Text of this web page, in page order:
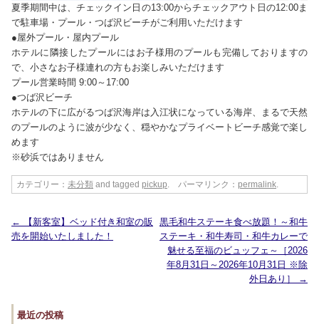
夏季期間中は、チェックイン日の13:00からチェックアウト日の12:00ま
で駐車場・プール・つば沢ビーチがご利用いただけます
●屋外プール・屋内プール
ホテルに隣接したプールにはお子様用のプールも完備しておりますの
で、小さなお子様連れの方もお楽しみいただけます
プール営業時間 9:00～17:00
●つば沢ビーチ
ホテルの下に広がるつば沢海岸は入江状になっている海岸、まるで天然
のプールのように波が少なく、穏やかなプライベートビーチ感覚で楽し
めます
※砂浜ではありません
カテゴリー： 未分類 and tagged pickup. パーマリンク： permalink.
←
【新客室】ベッド付き和室の販
売を開始いたしました！
黒毛和牛ステーキ食べ放題！～和牛
ステーキ・和牛寿司・和牛カレーで
魅せる至福のビュッフェ～［2026
年8月31日～2026年10月31日 ※除
外日あり］
→
最近の投稿